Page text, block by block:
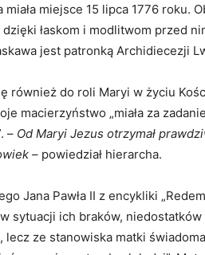
miejsce 15 lipca 1776 roku.
dzięki łaskom i modlitwom przed
jest patronką Archidiecezji
również do roli Maryi w życiu
macierzyństwo „miała za
– Od Maryi Jezus otrzymał
– powiedział hierarcha.
Jana Pawła II z encykliki
sytuacji ich braków,
ze stanowiska matki